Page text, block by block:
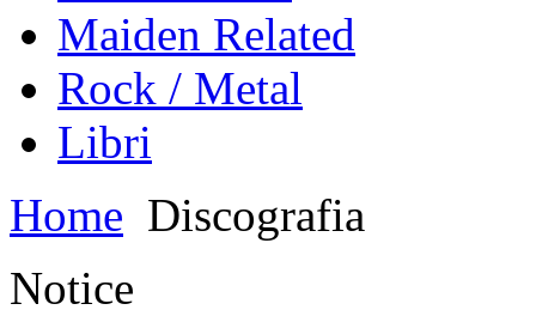
Maiden Related
Rock / Metal
Libri
Home Discografia
Notice